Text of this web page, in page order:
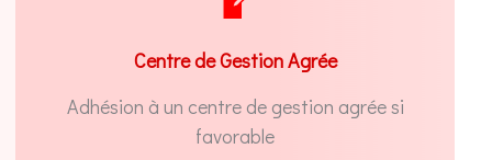
Centre de Gestion Agrée
Adhésion à un centre de gestion agrée si
favorable
mandatez votre expert-comptable le faire !
NOUS MANDATER EN LIGNE